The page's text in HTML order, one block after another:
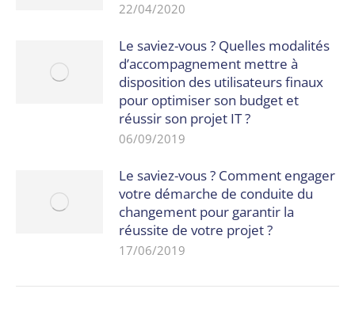
22/04/2020
Le saviez-vous ? Quelles modalités
d’accompagnement mettre à
disposition des utilisateurs finaux
pour optimiser son budget et
réussir son projet IT ?
06/09/2019
Le saviez-vous ? Comment engager
votre démarche de conduite du
changement pour garantir la
réussite de votre projet ?
17/06/2019